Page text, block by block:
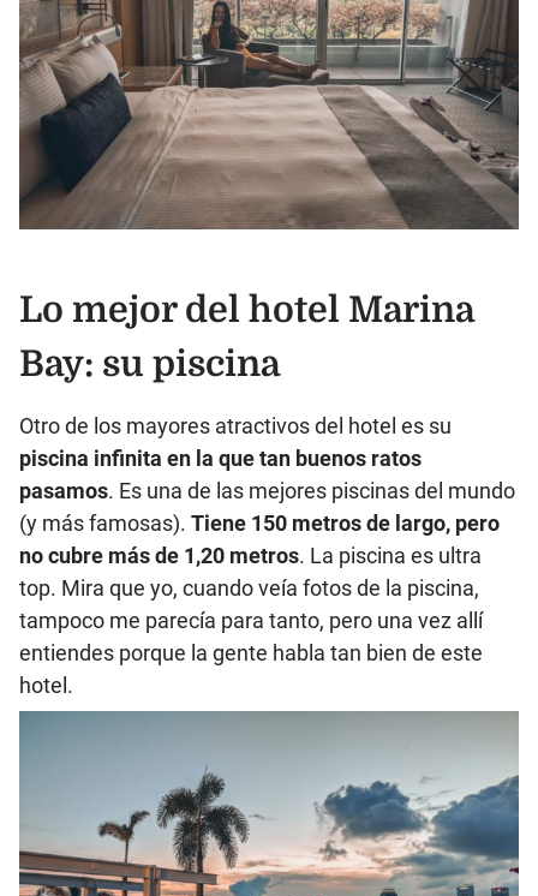
Lo mejor del hotel Marina
Bay: su piscina
Otro de los mayores atractivos del hotel es su
piscina infinita en la que tan buenos ratos
pasamos. Es una de las mejores piscinas del mundo
(y más famosas). Tiene 150 metros de largo, pero
no cubre más de 1,20 metros. La piscina es ultra
top. Mira que yo, cuando veía fotos de la piscina,
tampoco me parecía para tanto, pero una vez allí
entiendes porque la gente habla tan bien de este
hotel.